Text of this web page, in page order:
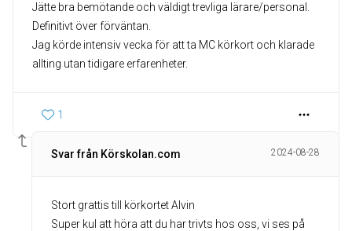
Jätte bra bemötande och väldigt trevliga lärare/personal.
Definitivt över förväntan.
Jag körde intensiv vecka för att ta MC körkort och klarade
allting utan tidigare erfarenheter.
1
Svar från Körskolan.com 2024-08-28
Stort grattis till körkortet Alvin
Super kul att höra att du har trivts hos oss, vi ses på